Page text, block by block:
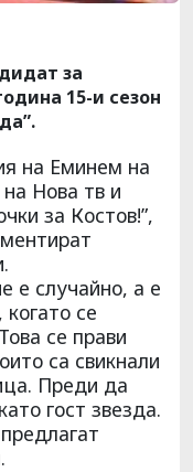
за
15-и сезон
на Еминем на
Нова тв и
за Костов!”,
е случайно, а е
се
се прави
са свикнали
Преди да
гост звезда.